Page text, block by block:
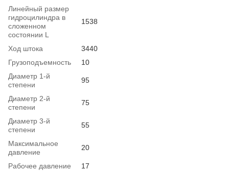
Линейный размер
гидроцилиндра в
сложенном
состоянии L
1538
Ход штока
3440
Грузоподъемность
10
Диаметр 1-й
степени
95
Диаметр 2-й
степени
75
Диаметр 3-й
степени
55
Максимальное
давление
20
Рабочее давление 17